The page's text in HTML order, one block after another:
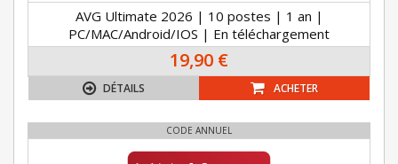
AVG Ultimate 2026 | 10 postes | 1 an |
PC/MAC/Android/IOS | En téléchargement
19,90 €
DÉTAILS ACHETER
CODE ANNUEL